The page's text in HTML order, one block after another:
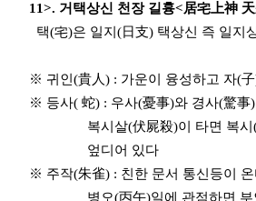
11>. 거택상신 천장 길흉<居宅上神
택(宅)은 일지(日支) 택상신 즉 일지
※ 귀인(貴人) : 가운이 융성하고 자(
※ 등사( 蛇) : 우사(憂事)와 경사(驚
복시살(伏屍殺)이 타면 복시(伏屍
엎디어 있다
※ 주작(朱雀) : 친한 문서 통신등이 온
병오(丙午)일에 관점하면 부인과